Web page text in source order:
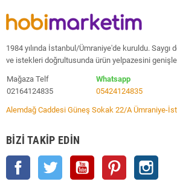
1984 yılında İstanbul/Ümraniye'de kuruldu. Saygı
ve istekleri doğrultusunda ürün yelpazesini
Mağaza Telf
02164124835
Whatsapp
05424124835
Alemdağ Caddesi Güneş Sokak 22/A Ümraniye-
BIZI TAKIP EDIN
Facebook Twitter YouTube Pinterest